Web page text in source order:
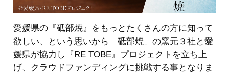
愛媛県の『砥部焼』をもっとたくさんの方に知って
欲しい、という思いから「砥部焼」の窯元３社と愛
媛県が協力し『RE TOBE』プロジェクトを立ち上
げ、クラウドファンディングに挑戦する事となりま